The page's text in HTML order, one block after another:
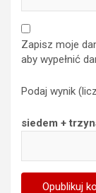
Zapisz moje
aby wypełnić
Podaj wynik
siedem +